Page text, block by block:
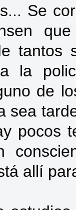
Se
tantos
la
de
sea
pocos
allí